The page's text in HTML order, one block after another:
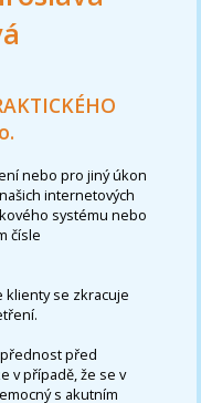
nebo pro jiný úkon
internetových
systému nebo
čísle
se zkracuje
před
v případě, že se v
s akutním